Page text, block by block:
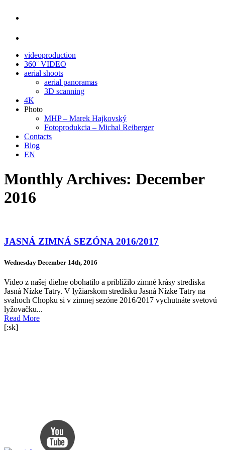
videoproduction
360˚ VIDEO
aerial shoots
aerial panoramas
3D scanning
4K
Photo
MHP – Marek Hajkovský
Fotoprodukcia – Michal Reiberger
Contacts
Blog
EN
Monthly Archives: December
2016
JASNÁ ZIMNÁ SEZÓNA 2016/2017
Wednesday December 14th, 2016
Video z našej dielne obohatilo a priblížilo zimné krásy strediska
Jasná Nízke Tatry. V lyžiarskom stredisku Jasná Nízke Tatry na
svahoch Chopku si v zimnej sezóne 2016/2017 vychutnáte svetovú
lyžovačku...
Read More
[:sk]